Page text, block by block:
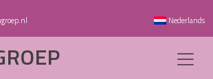
Nederlands